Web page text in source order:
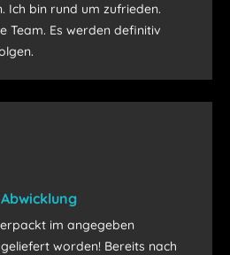
Ich bin rund um zufrieden.
Team. Es werden definitiv
im angegeben
worden! Bereits nach